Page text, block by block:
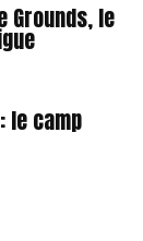
Grounds, le
le camp